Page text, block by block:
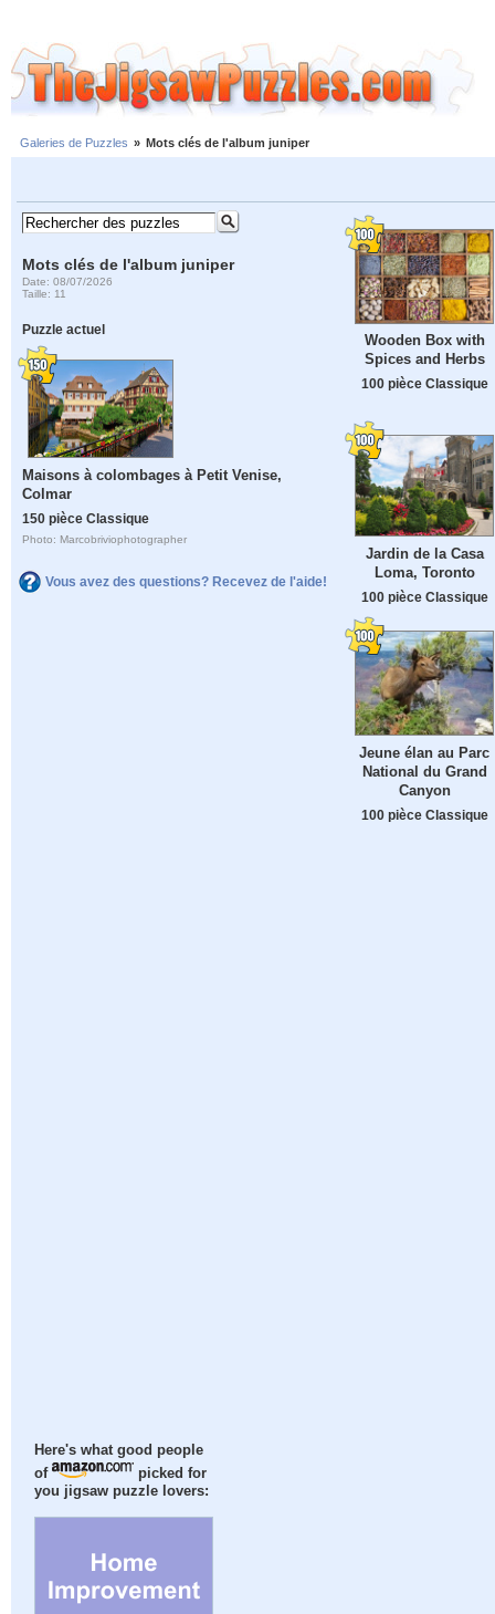
Galeries de Puzzles » Mots clés de l'album juniper
Mots clés de l'album juniper
Date: 08/07/2026
Taille: 11
Puzzle actuel
Maisons à colombages à Petit Venise,
Colmar
150 pièce Classique
Photo: Marcobriviophotographer
Vous avez des questions? Recevez de l'aide!
Here's what good people
of
picked for
you jigsaw puzzle lovers:
Wooden Box with
Spices and Herbs
100 pièce Classique
Jardin de la Casa
Loma, Toronto
100 pièce Classique
Jeune élan au Parc
National du Grand
Canyon
100 pièce Classique